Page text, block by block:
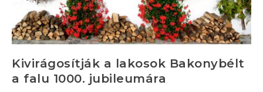
Kivirágosítják a lakosok Bakonybélt
a falu 1000. jubileumára